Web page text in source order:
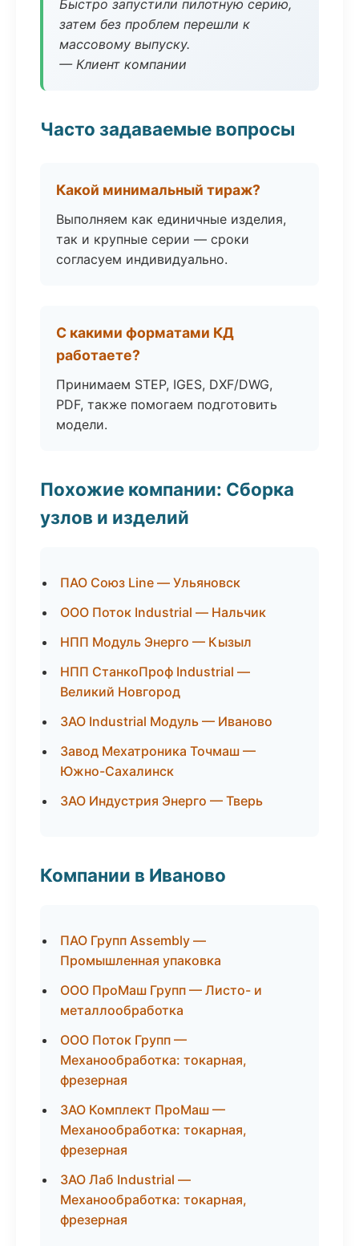
Быстро запустили пилотную серию,
затем без проблем перешли к
массовому выпуску.
— Клиент компании
Часто задаваемые вопросы
Какой минимальный тираж?
Выполняем как единичные изделия,
так и крупные серии — сроки
согласуем индивидуально.
С какими форматами КД
работаете?
Принимаем STEP, IGES, DXF/DWG,
PDF, также помогаем подготовить
модели.
Похожие компании: Сборка
узлов и изделий
ПАО Союз Line — Ульяновск
ООО Поток Industrial — Нальчик
НПП Модуль Энерго — Кызыл
НПП СтанкоПроф Industrial —
Великий Новгород
ЗАО Industrial Модуль — Иваново
Завод Мехатроника Точмаш —
Южно-Сахалинск
ЗАО Индустрия Энерго — Тверь
Компании в Иваново
ПАО Групп Assembly —
Промышленная упаковка
ООО ПроМаш Групп — Листо- и
металлообработка
ООО Поток Групп —
Механообработка: токарная,
фрезерная
ЗАО Комплект ПроМаш —
Механообработка: токарная,
фрезерная
ЗАО Лаб Industrial —
Механообработка: токарная,
фрезерная